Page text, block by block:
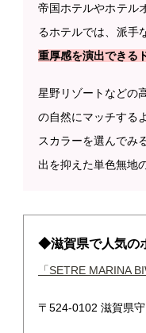
帝国ホテルやホテル
るホテルでは、派手
重厚感を演出できる
星野リゾートなどの
の自然にマッチする
スカラーを選んでみ
出を抑えた単色無地
◆滋賀県で人気の
「SETRE MARINA
〒524-0102 滋賀県